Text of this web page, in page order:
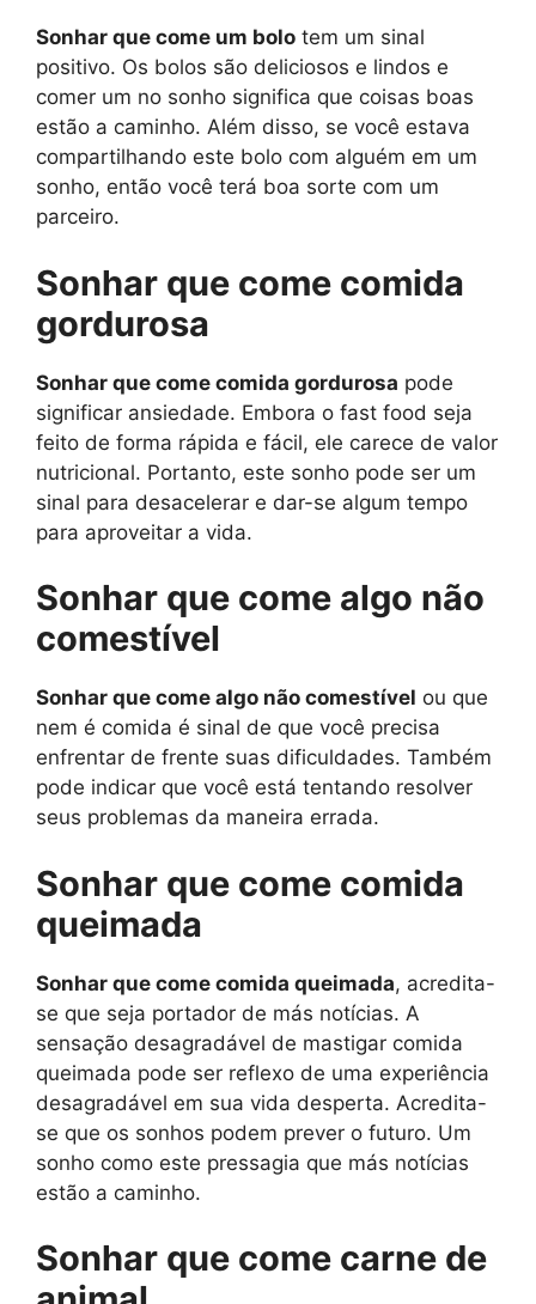
Sonhar que come um bolo tem um sinal
positivo. Os bolos são deliciosos e lindos e
comer um no sonho significa que coisas boas
estão a caminho. Além disso, se você estava
compartilhando este bolo com alguém em um
sonho, então você terá boa sorte com um
parceiro.
Sonhar que come comida
gordurosa
Sonhar que come comida gordurosa pode
significar ansiedade. Embora o fast food seja
feito de forma rápida e fácil, ele carece de valor
nutricional. Portanto, este sonho pode ser um
sinal para desacelerar e dar-se algum tempo
para aproveitar a vida.
Sonhar que come algo não
comestível
Sonhar que come algo não comestível ou que
nem é comida é sinal de que você precisa
enfrentar de frente suas dificuldades. Também
pode indicar que você está tentando resolver
seus problemas da maneira errada.
Sonhar que come comida
queimada
Sonhar que come comida queimada, acredita-
se que seja portador de más notícias. A
sensação desagradável de mastigar comida
queimada pode ser reflexo de uma experiência
desagradável em sua vida desperta. Acredita-
se que os sonhos podem prever o futuro. Um
sonho como este pressagia que más notícias
estão a caminho.
Sonhar que come carne de